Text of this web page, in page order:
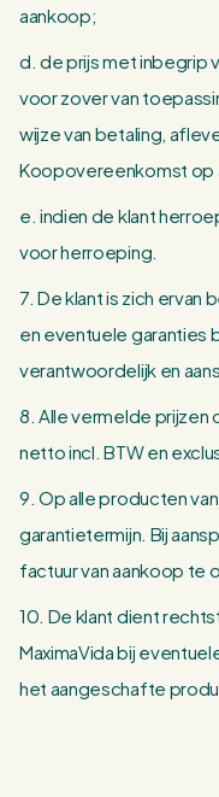
aankoop;
d. de prijs met inbegrip
voor zover van
wijze van betaling,
Koopovereenkomst op
e. indien de klant
voor herroeping.
7. De klant is zich ervan
en eventuele garanties
verantwoordelijk en
8. Alle vermelde prijzen
netto incl. BTW en
9. Op alle producten
garantietermijn. Bij
factuur van aankoop te
10. De klant dient
MaximaVida bij
het aangeschafte